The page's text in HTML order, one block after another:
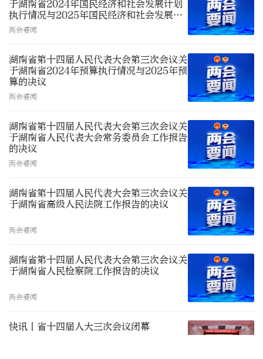
于湖南省2024年国民经济和社会发展计划
执行情况与2025年国民经济和社会发展计
划的决议
两会要闻
湖南省第十四届人民代表大会第三次会议关
于湖南省2024年预算执行情况与2025年预
算的决议
两会要闻
湖南省第十四届人民代表大会第三次会议关
于湖南省人民代表大会常务委员会工作报告
的决议
两会要闻
湖南省第十四届人民代表大会第三次会议关
于湖南省高级人民法院工作报告的决议
两会要闻
湖南省第十四届人民代表大会第三次会议关
于湖南省人民检察院工作报告的决议
两会要闻
快讯丨省十四届人大三次会议闭幕